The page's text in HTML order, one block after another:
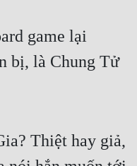
game lại
bị, là Chung Tử
Thiệt hay giả,